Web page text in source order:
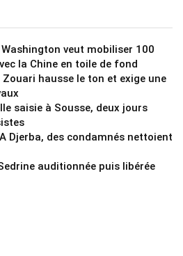
veut mobiliser 100
la Chine en toile de fond
Zouari hausse le ton et exige une
saisie à Sousse, deux jours
Djerba, des condamnés nettoient
auditionnée puis libérée